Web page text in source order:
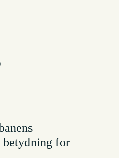
betydning for